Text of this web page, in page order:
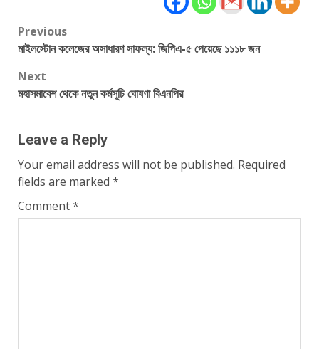
Post
Previous
মাইলস্টোন কলেজের অসাধারণ সাফল্য: জিপিএ-৫ পেয়েছে ১১১৮ জন
Next
মহাসমাবেশ থেকে নতুন কর্মসূচি ঘোষণা বিএনপির
Leave a Reply
Your email address will not be published. Required
fields are marked *
Comment*